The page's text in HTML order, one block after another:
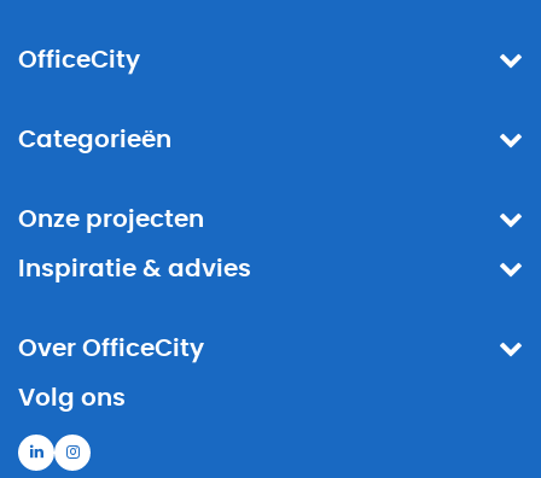
OfficeCity
Categorieën
Onze projecten
Inspiratie & advies
Over OfficeCity
Volg ons